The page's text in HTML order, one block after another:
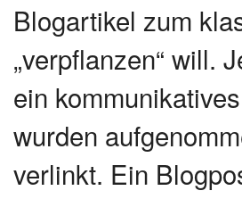
Blogartikel zum
„verpflanzen“ will.
ein
wurden
verlinkt. Ein